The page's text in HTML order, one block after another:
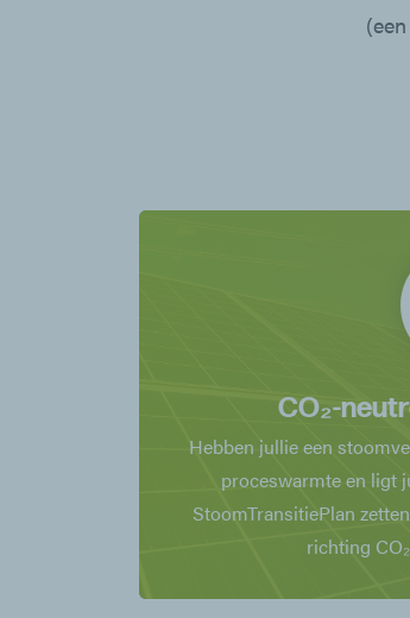
CO₂-
Hebben jullie een
proceswarmte en ligt
StoomTransitiePlan
richting